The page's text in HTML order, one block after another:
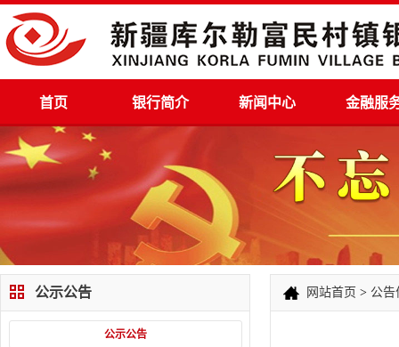
首页 银行简介 新闻中心 金融服
公示公告
公示公告
网站首页 > 公告